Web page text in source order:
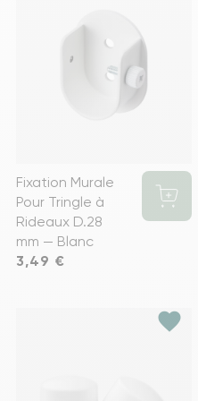
Fixation Murale
Pour Tringle à
Rideaux D.28
mm — Blanc
Prix
3,49 €
favorite